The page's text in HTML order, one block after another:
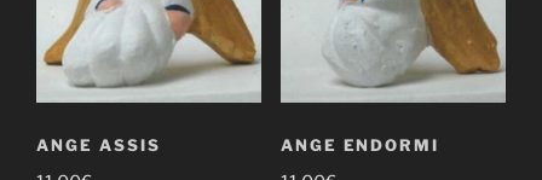
ANGE ASSIS ANGE ENDORMI